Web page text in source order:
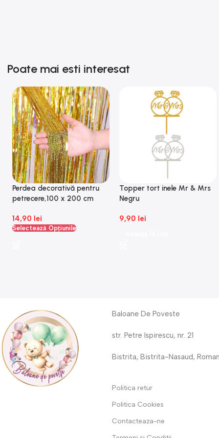
Poate mai esti interesat
Perdea decorativă pentru
petrecere,100 x 200 cm
14,90 lei
Selectează Opțiunile
Topper tort inele Mr & Mrs
Negru
9,90 lei
Baloane De Poveste
str. Petre Ispirescu, nr. 21
Bistrita, Bistrita-Nasaud,
Politica retur
Politica Cookies
Contacteaza-ne